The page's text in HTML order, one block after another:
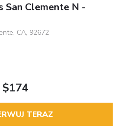
San Clemente N -
CA, 92672
$174
TERAZ